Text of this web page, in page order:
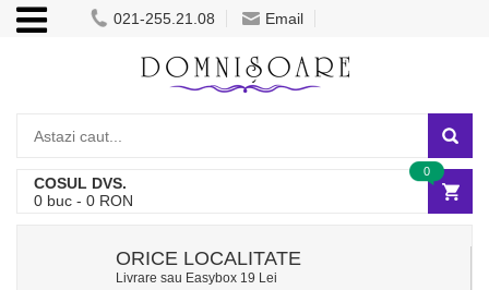
021-255.21.08 Email
COSUL DVS.
0 buc - 0 RON
0
ORICE LOCALITATE
Livrare sau Easybox 19 Lei